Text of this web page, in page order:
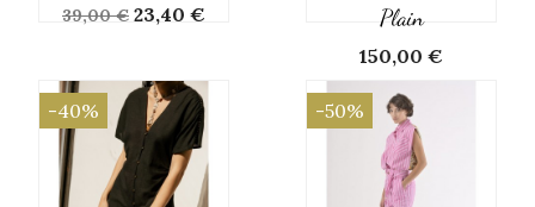
Prix
39,00 € Prix
23,40 €
Plain
Prix
150,00 €
-40% -50%